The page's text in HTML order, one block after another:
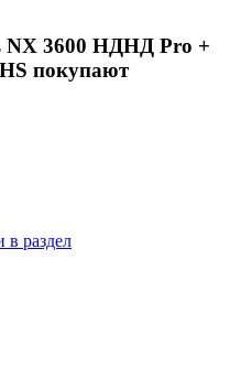
NX 3600 НДНД Pro +
покупают
в раздел